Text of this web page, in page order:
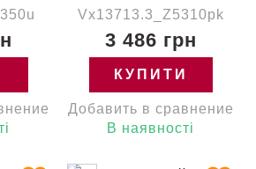
Vx13713.3_Z5310pk
3 486 грн
КУПИТИ
Добавить в сравнение
В наявності